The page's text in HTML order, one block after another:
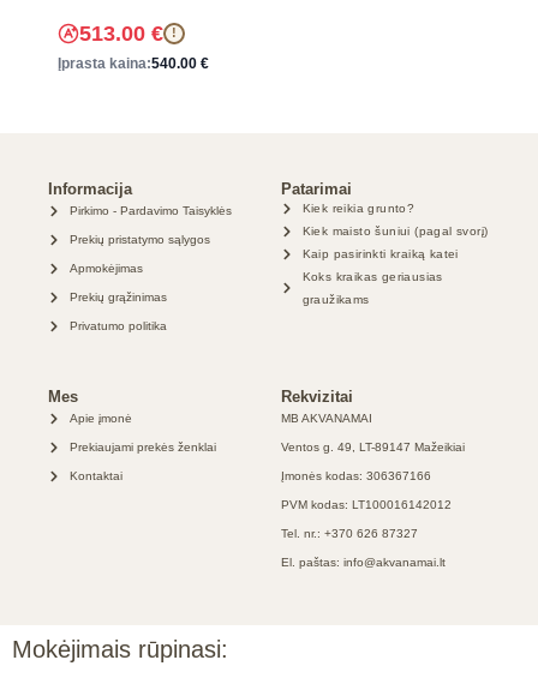
513.00 € !
Įprasta kaina:540.00 €
Informacija
Pirkimo - Pardavimo Taisyklės
Prekių pristatymo sąlygos
Apmokėjimas
Prekių grąžinimas
Privatumo politika
Patarimai
Kiek reikia grunto?
Kiek maisto šuniui (pagal svorį)
Kaip pasirinkti kraiką katei
Koks kraikas geriausias
graužikams
Mes
Apie įmonė
Prekiaujami prekės ženklai
Kontaktai
Rekvizitai
MB AKVANAMAI
Ventos g. 49, LT-89147 Mažeikiai
Įmonės kodas: 306367166
PVM kodas: LT100016142012
Tel. nr.: +370 626 87327
El. paštas: info@akvanamai.lt
Mokėjimais rūpinasi: